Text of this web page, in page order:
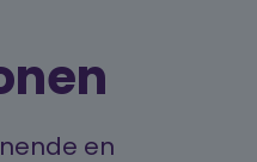
en